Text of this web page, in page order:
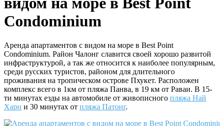
Condominium
Аренда апартаментов с видом на море в Best Point
Condominium. Район Чалонг славится своей хорошо развитой
инфраструктурой, а так же относится к наиболее популярным,
среди русских туристов, районом для длительного
проживания на тропическом острове Пхукет. Расположен
комплекс всего в 1км от пляжа Панва, в 19 км от Раваи. В 15-
ти минутах езды на автомобиле от живописного пляжа Най
Харн и 30 минутах от пляжа Патонг.